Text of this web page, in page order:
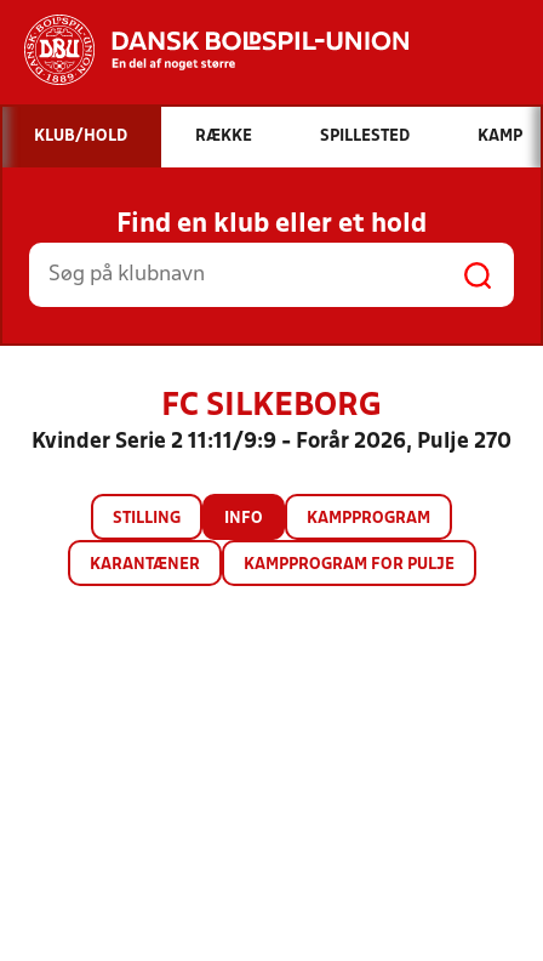
Hvad vil du søge efter?
INDHOLD OG NYHEDER
STILLINGER, RESULTATER, KLUBBER OG
HOLD
KLUB/HOLD RÆKKE SPILLESTED KAMP
Find en klub eller et hold
FC SILKEBORG
Kvinder Serie 2 11:11/9:9 - Forår 2026, Pulje 270
STILLING INFO KAMPPROGRAM
KARANTÆNER KAMPPROGRAM FOR PULJE